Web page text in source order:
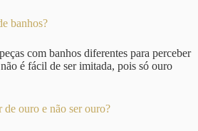
banhos?
com banhos diferentes para perceber
é fácil de ser imitada, pois só ouro
ouro e não ser ouro?